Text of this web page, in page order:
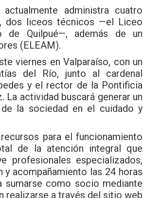
administra cuatro
dos liceos técnicos —el Liceo
Quilpué—, además de un
(ELEAM).
viernes en Valparaíso, con un
del Río, junto al cardenal
y el rector de la Pontificia
La actividad buscará generar un
la sociedad en el cuidado y
para el funcionamiento
de la atención integral que
profesionales especializados,
acompañamiento las 24 horas
sumarse como socio mediante
realizarse a través del sitio web